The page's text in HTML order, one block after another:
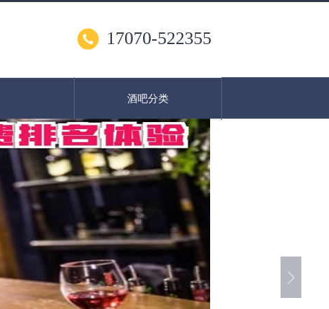
17070-522355
酒吧分类